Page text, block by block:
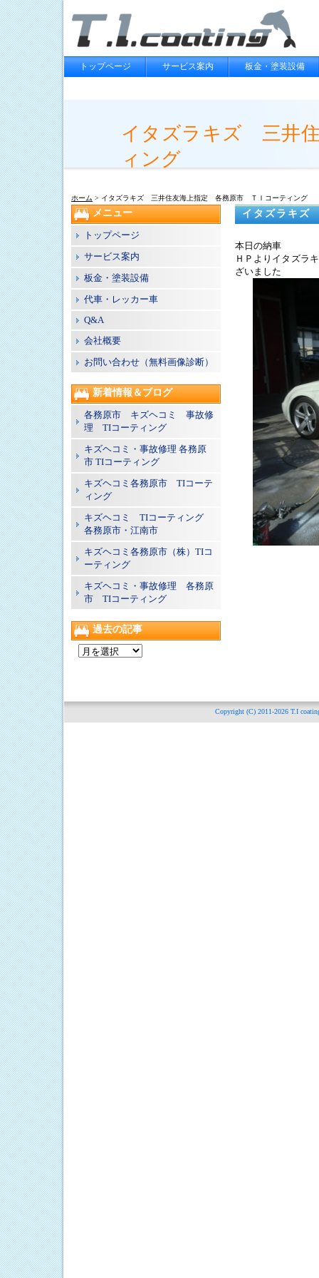
トップページ サービス案内 板金・塗装設備
イタズラキズ 三井
ィング
ホーム > イタズラキズ 三井住友海上指定 各務原市 ＴＩコーティング
イタズラキ
本日の納車
ＨＰよりイタズラ
ざいました
メニュー
トップページ
サービス案内
板金・塗装設備
代車・レッカー車
Q&A
会社概要
お問い合わせ（無料画像診断）
新着情報＆ブログ
各務原市 キズヘコミ 事故修
理 TIコーティング
キズヘコミ・事故修理 各務原
市 TIコーティング
キズヘコミ各務原市 TIコーテ
ィング
キズヘコミ TIコーティング
各務原市・江南市
キズヘコミ各務原市（株）TIコ
ーティング
キズヘコミ・事故修理 各務原
市 TIコーティング
過去の記事
過
去
事
Copyright (C) 2011-2026 T.I